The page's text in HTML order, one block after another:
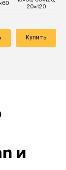
20×120
Купить
и